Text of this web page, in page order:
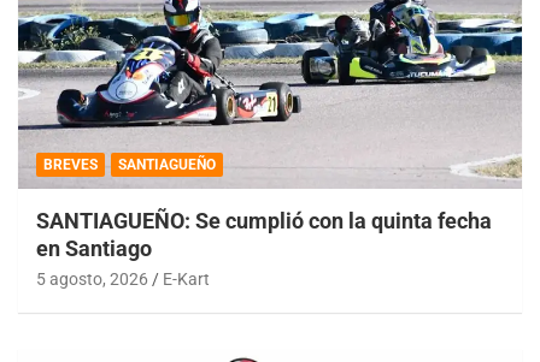
BREVES SANTIAGUEÑO
SANTIAGUEÑO: Se cumplió con la quinta fecha
en Santiago
5 agosto, 2026 E-Kart